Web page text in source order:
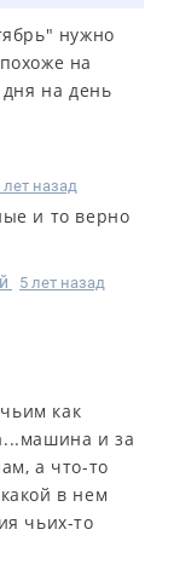
нужно
на
на день
лет назад
и то верно
5 лет назад
как
и за
а что-то
в нем
чьих-то